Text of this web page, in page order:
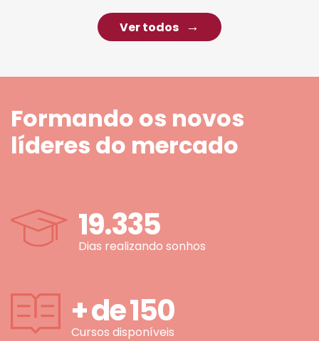
Ver todos
Formando os novos
líderes do mercado
19.335
Dias realizando sonhos
+ de150
Cursos disponíveis